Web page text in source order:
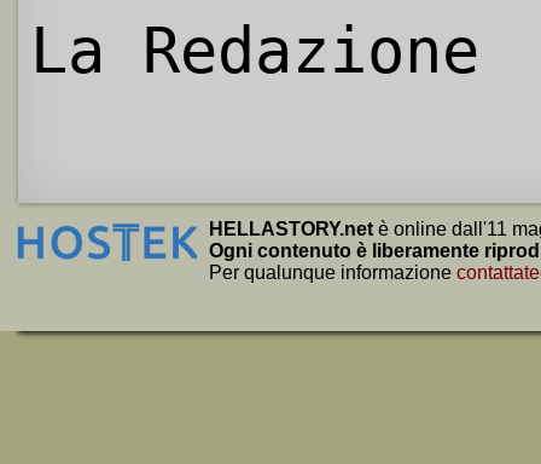
La Redazione
HELLASTORY.net è online dall'11
Ogni contenuto è liberamente
Per qualunque informazione